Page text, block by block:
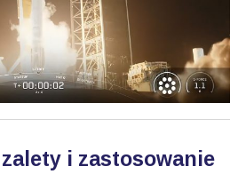
i zastosowanie